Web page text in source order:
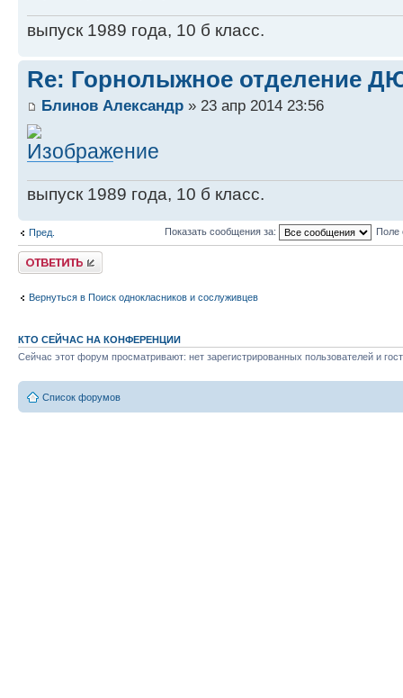
выпуск 1989 года, 10 б класс.
Re: Горнолыжное отделение
Блинов Александр » 23 апр 2014 23:56
выпуск 1989 года, 10 б класс.
Пред. Показать сообщения за: Поле
Ответить
Вернуться в Поиск однокласников и сослуживцев
КТО СЕЙЧАС НА КОНФЕРЕНЦИИ
Сейчас этот форум просматривают: нет зарегистрированных пользователей и
Список форумов